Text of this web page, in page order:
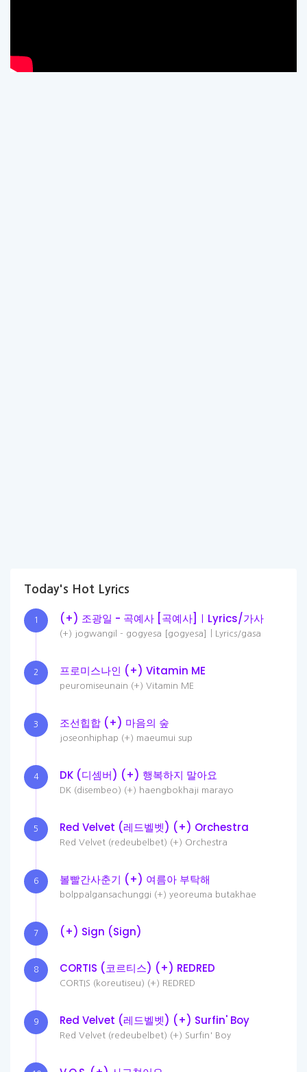
Today's Hot Lyrics
1 (+) 조광일 - 곡예사 [곡예사]ㅣLyrics/가사
(+) jogwangil - gogyesa [gogyesa]ㅣLyrics/gasa
2 프로미스나인 (+) Vitamin ME
peuromiseunain (+) Vitamin ME
3 조선힙합 (+) 마음의 숲
joseonhiphap (+) maeumui sup
4 DK (디셈버) (+) 행복하지 말아요
DK (disembeo) (+) haengbokhaji marayo
5 Red Velvet (레드벨벳) (+) Orchestra
Red Velvet (redeubelbet) (+) Orchestra
6 볼빨간사춘기 (+) 여름아 부탁해
bolppalgansachunggi (+) yeoreuma butakhae
7 (+) Sign (Sign)
8 CORTIS (코르티스) (+) REDRED
CORTIS (koreutiseu) (+) REDRED
9 Red Velvet (레드벨벳) (+) Surfin' Boy
Red Velvet (redeubelbet) (+) Surfin' Boy